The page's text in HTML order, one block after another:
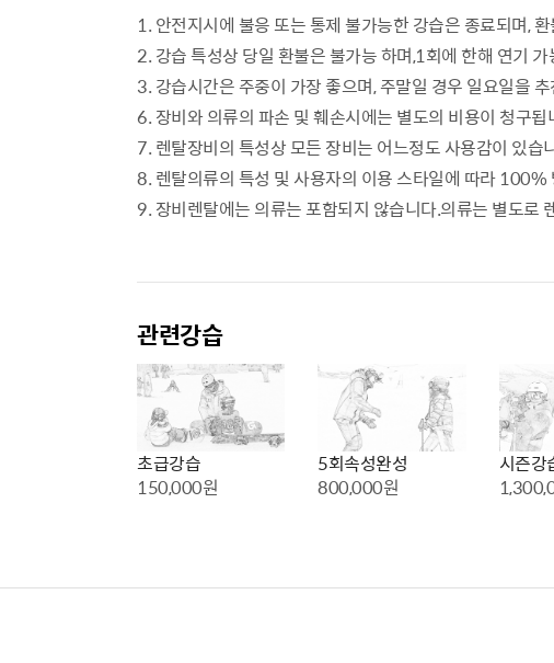
1. 안전지시에 불응 또는 통제 불가능한 강습은 종료되며,
2. 강습 특성상 당일 환불은 불가능 하며,1회에 한해 연기 가
3. 강습시간은 주중이 가장 좋으며, 주말일 경우 일요일을
6. 장비와 의류의 파손 및 훼손시에는 별도의 비용이 청구됩
7. 렌탈장비의 특성상 모든 장비는 어느정도 사용감이 있습
8. 렌탈의류의 특성 및 사용자의 이용 스타일에 따라 100%
9. 장비렌탈에는 의류는 포함되지 않습니다.의류는 별도로
관련강습
초급강습
150,000원
5회속성완성
800,000원
시즌강